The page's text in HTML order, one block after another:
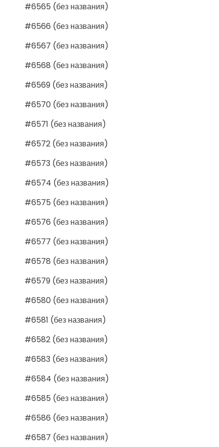
#6565 (без названия)
#6566 (без названия)
#6567 (без названия)
#6568 (без названия)
#6569 (без названия)
#6570 (без названия)
#6571 (без названия)
#6572 (без названия)
#6573 (без названия)
#6574 (без названия)
#6575 (без названия)
#6576 (без названия)
#6577 (без названия)
#6578 (без названия)
#6579 (без названия)
#6580 (без названия)
#6581 (без названия)
#6582 (без названия)
#6583 (без названия)
#6584 (без названия)
#6585 (без названия)
#6586 (без названия)
#6587 (без названия)